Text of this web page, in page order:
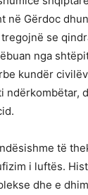
në Gërdoc
se
nga
kundër
ndërkombëtar,
të
i luftës.
dhe e